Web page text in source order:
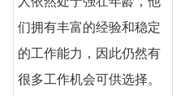
们拥有丰富的经验和稳定
的工作能力，因此仍然有
很多工作机会可供选择。